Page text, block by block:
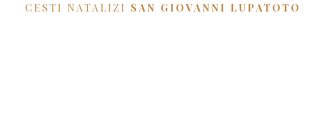
CESTI NATALIZI SAN GIOVANNI LUPATOTO